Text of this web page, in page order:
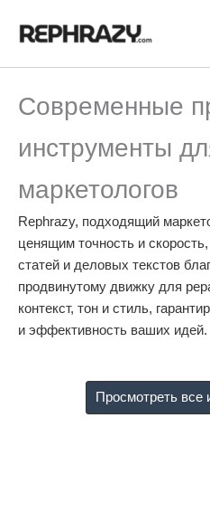
Современные
инструменты
маркетологов
Rephrazy, подходящий
ценящим точность и
статей и деловых текстов
продвинутому движку для
контекст, тон и стиль,
и эффективность ваших идей.
Просмотреть все